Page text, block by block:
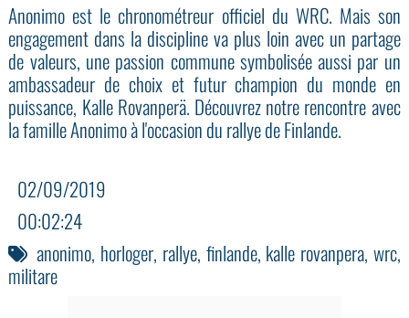
Anonimo est le chronométreur officiel du WRC. Mais son
engagement dans la discipline va plus loin avec un partage
de valeurs, une passion commune symbolisée aussi par un
ambassadeur de choix et futur champion du monde en
puissance, Kalle Rovanperä. Découvrez notre rencontre avec
la famille Anonimo à l'occasion du rallye de Finlande.
02/09/2019
00:02:24
anonimo, horloger, rallye, finlande, kalle rovanpera, wrc,
militare